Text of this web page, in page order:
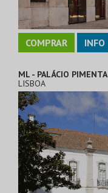
COMPRAR INFO
ML - PALÁCIO PIMENTA
LISBOA